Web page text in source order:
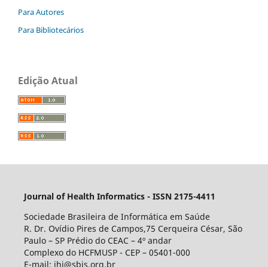
Para Autores
Para Bibliotecários
Edição Atual
Journal of Health Informatics - ISSN 2175-4411
Sociedade Brasileira de Informática em Saúde
R. Dr. Ovídio Pires de Campos,75 Cerqueira César, São
Paulo – SP Prédio do CEAC – 4º andar
Complexo do HCFMUSP - CEP – 05401-000
E-mail: jhi@sbis.org.br